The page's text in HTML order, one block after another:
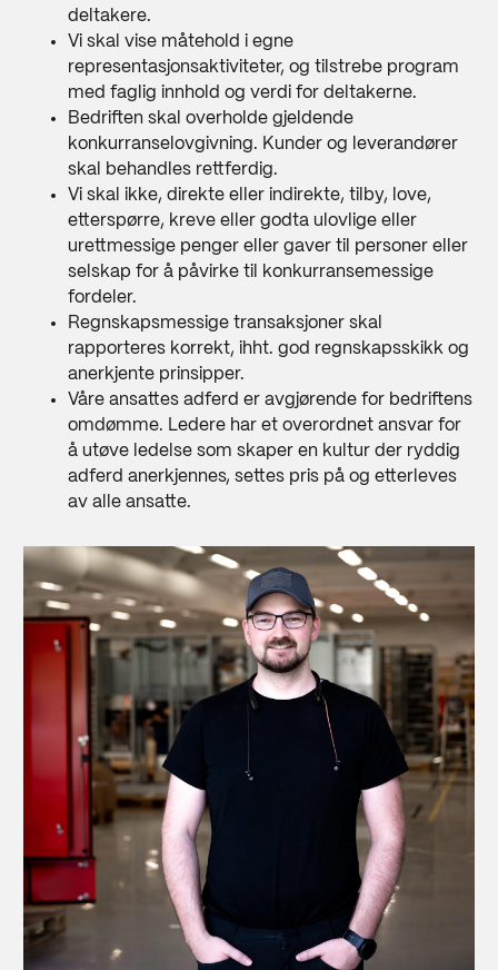
deltakere.
Vi skal vise måtehold i egne
representasjonsaktiviteter, og tilstrebe program
med faglig innhold og verdi for deltakerne.
Bedriften skal overholde gjeldende
konkurranselovgivning. Kunder og leverandører
skal behandles rettferdig.
Vi skal ikke, direkte eller indirekte, tilby, love,
etterspørre, kreve eller godta ulovlige eller
urettmessige penger eller gaver til personer eller
selskap for å påvirke til konkurransemessige
fordeler.
Regnskapsmessige transaksjoner skal
rapporteres korrekt, ihht. god regnskapsskikk og
anerkjente prinsipper.
Våre ansattes adferd er avgjørende for bedriftens
omdømme. Ledere har et overordnet ansvar for
å utøve ledelse som skaper en kultur der ryddig
adferd anerkjennes, settes pris på og etterleves
av alle ansatte.